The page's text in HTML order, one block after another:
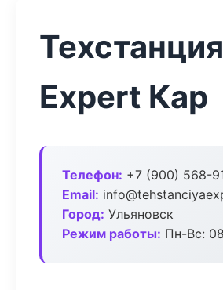
Техстанция
Expert Кар
Телефон: +7 (900) 568-
Email:
Город: Ульяновск
Режим работы: Пн-Вс: